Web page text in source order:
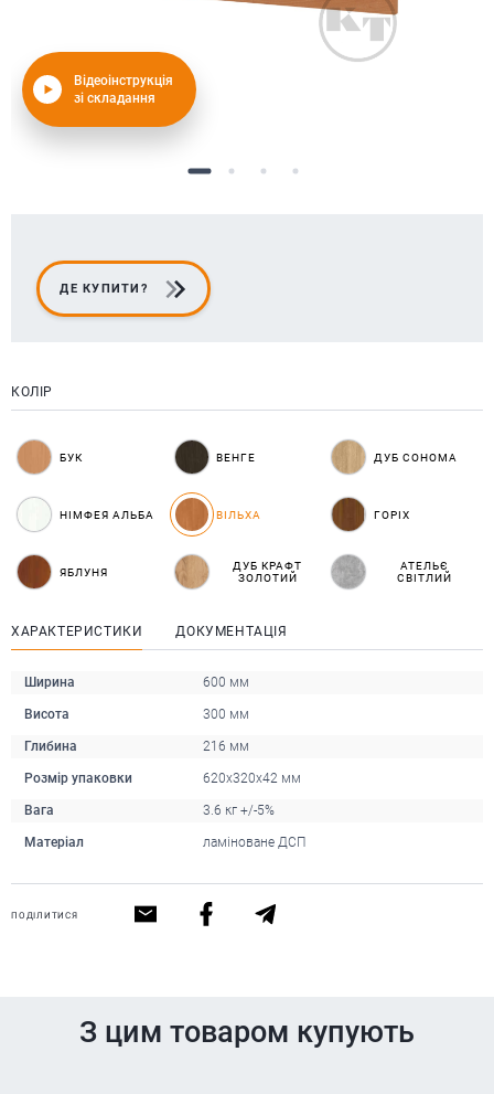
Відеоінструкція
зі складання
ДЕ КУПИТИ?
КОЛІР
БУК ВЕНГЕ ДУБ СОНОМА
НІМФЕЯ АЛЬБА ВІЛЬХА ГОРІХ
ЯБЛУНЯ
ДУБ КРАФТ
ЗОЛОТИЙ
АТЕЛЬЄ
СВІТЛИЙ
ХАРАКТЕРИСТИКИ ДОКУМЕНТАЦІЯ
Ширина 600 мм
Висота 300 мм
Глибина 216 мм
Розмір упаковки 620х320х42 мм
Вага 3.6 кг +/-5%
Матеріал ламіноване ДСП
ПОДІЛИТИСЯ
З цим товаром купують